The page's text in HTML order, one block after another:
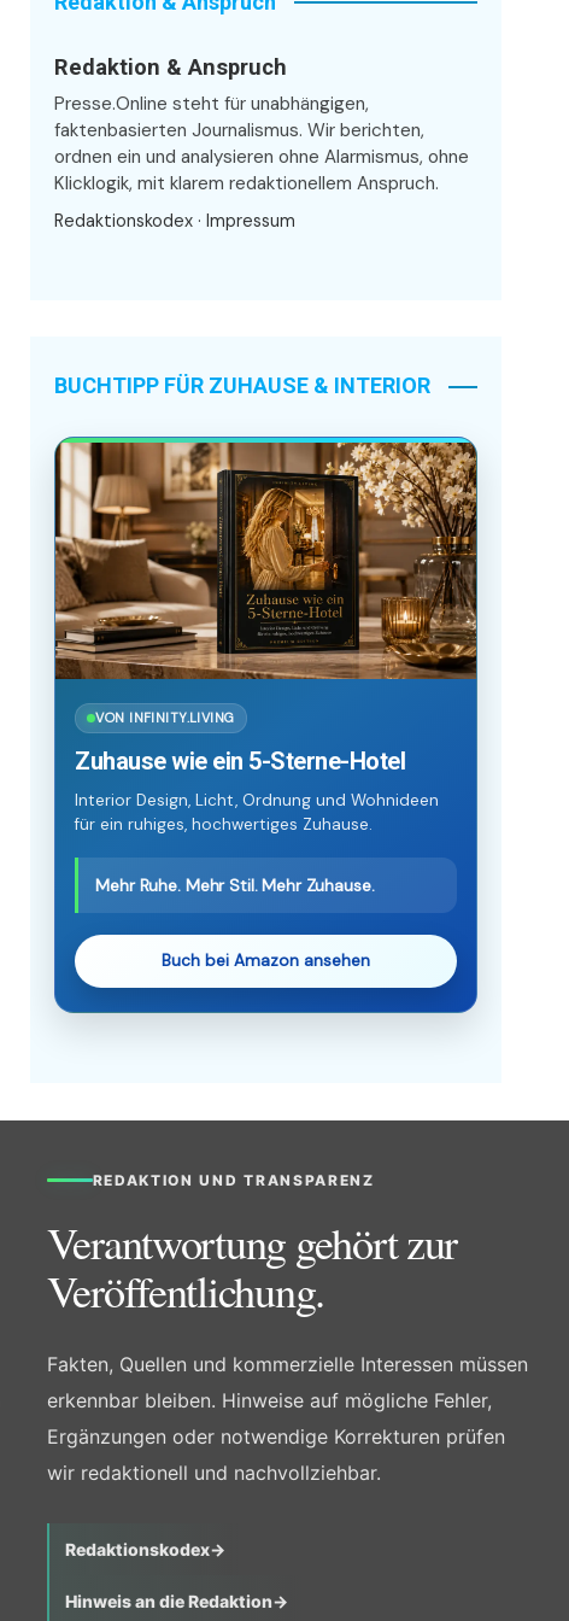
Redaktion & Anspruch
Presse.Online steht für unabhängigen,
faktenbasierten Journalismus. Wir berichten,
ordnen ein und analysieren ohne Alarmismus, ohne
Klicklogik, mit klarem redaktionellem Anspruch.
Redaktionskodex · Impressum
BUCHTIPP FÜR ZUHAUSE & INTERIOR
VON INFINITY.LIVING
Zuhause wie ein 5-Sterne-Hotel
Interior Design, Licht, Ordnung und Wohnideen
für ein ruhiges, hochwertiges Zuhause.
Mehr Ruhe. Mehr Stil. Mehr Zuhause.
Buch bei Amazon ansehen
REDAKTION UND TRANSPARENZ
Verantwortung gehört zur
Veröffentlichung.
Fakten, Quellen und kommerzielle Interessen müssen
erkennbar bleiben. Hinweise auf mögliche Fehler,
Ergänzungen oder notwendige Korrekturen prüfen
wir redaktionell und nachvollziehbar.
Redaktionskodex→
Hinweis an die Redaktion→